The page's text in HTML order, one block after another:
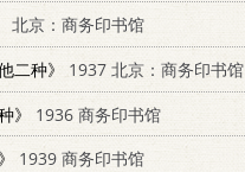
北京：商务印书馆
二种》
1937 北京：商务印书馆
》
1936 商务印书馆
1939 商务印书馆